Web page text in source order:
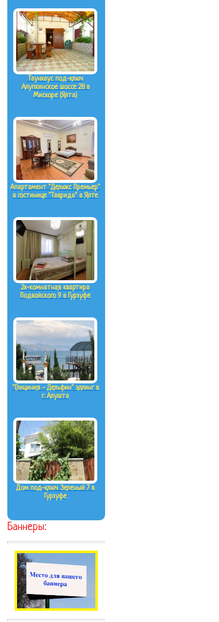
Таунхаус под-ключ
Алупкинское шоссе 28 в
Мисхоре (Ялта)
Апартамент "Делюкс Премьер"
в гостинице "Таврида" в Ялте
2х-комнатная квартира
Подвойского 9 в Гурзуфе
"Глициния - Дельфин" эллинг в
г. Алушта
Дом под-ключ Зеленый 7 в
Гурзуфе
Баннеры: